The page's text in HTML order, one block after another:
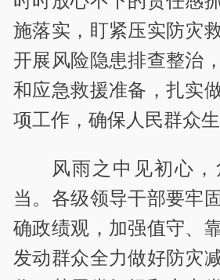
施落实，盯紧压实防灾
开展风险隐患排查整治
和应急救援准备，扎实
项工作，确保人民群众生
风雨之中见初心
当。各级领导干部要牢
确政绩观，加强值守、
发动群众全力做好防灾